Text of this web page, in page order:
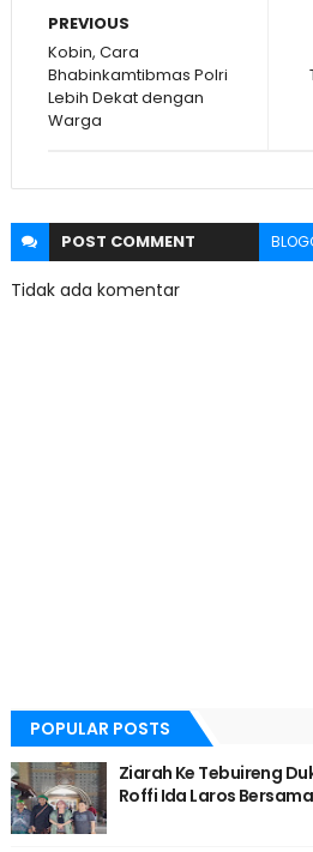
PREVIOUS
Kobin, Cara
Bhabinkamtibmas Polri
Lebih Dekat dengan
Warga
POST COMMENT
Tidak ada komentar
POPULAR POSTS
Ziarah Ke Tebuireng
Roffi Ida Laros